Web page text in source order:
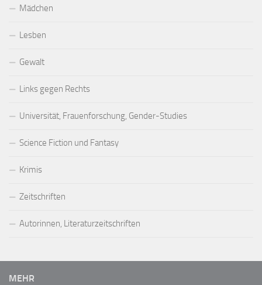
Mädchen
Lesben
Gewalt
Links gegen Rechts
Universität, Frauenforschung, Gender-Studies
Science Fiction und Fantasy
Krimis
Zeitschriften
Autorinnen, Literaturzeitschriften
MEHR